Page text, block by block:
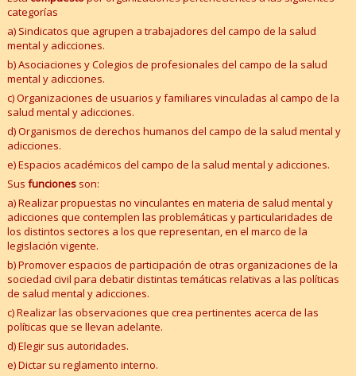
categorías
a) Sindicatos que agrupen a trabajadores del campo de la salud
mental y adicciones.
b) Asociaciones y Colegios de profesionales del campo de la salud
mental y adicciones.
c) Organizaciones de usuarios y familiares vinculadas al campo de la
salud mental y adicciones.
d) Organismos de derechos humanos del campo de la salud mental y
adicciones.
e) Espacios académicos del campo de la salud mental y adicciones.
Sus funcionesson:
a) Realizar propuestas no vinculantes en materia de salud mental y
adicciones que contemplen las problemáticas y particularidades de
los distintos sectores a los que representan, en el marco de la
legislación vigente.
b) Promover espacios de participación de otras organizaciones de la
sociedad civil para debatir distintas temáticas relativas a las políticas
de salud mental y adicciones.
c) Realizar las observaciones que crea pertinentes acerca de las
políticas que se llevan adelante.
d) Elegir sus autoridades.
e) Dictar su reglamento interno.